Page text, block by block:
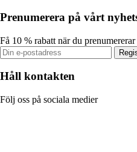
Prenumerera på vårt
Få 10 % rabatt när du
Håll kontakten
Följ oss på sociala medier